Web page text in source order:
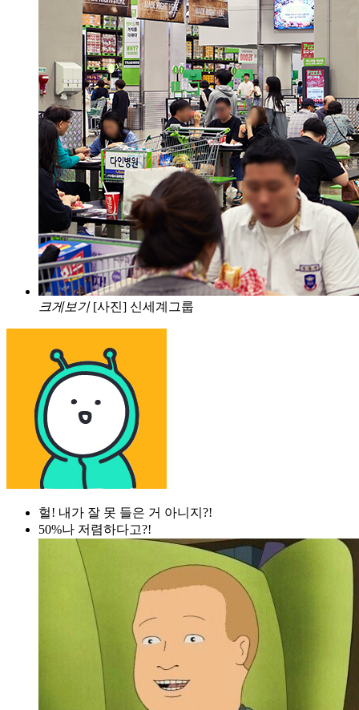
크게보기 [사진] 신세계그룹
헐! 내가 잘 못 들은 거 아니지?!
50%나 저렴하다고?!